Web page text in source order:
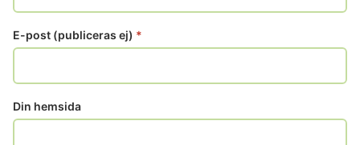
E-post (publiceras ej) *
Din hemsida